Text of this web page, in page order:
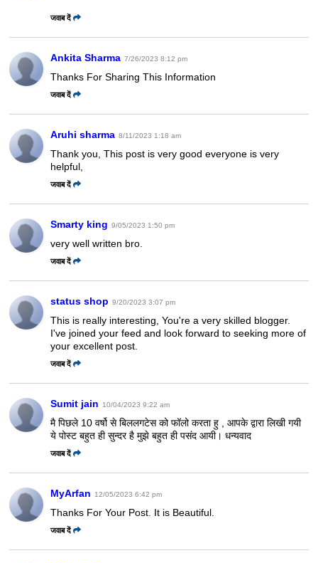
जवाब दें
Ankita Sharma 7/26/2023 8:12 pm
Thanks For Sharing This Information
जवाब दें
Aruhi sharma 8/11/2023 1:18 am
Thank you, This post is very good everyone is very
helpful,
जवाब दें
Smarty king 9/05/2023 1:50 pm
very well written bro.
जवाब दें
status shop 9/20/2023 3:07 pm
This is really interesting, You're a very skilled blogger.
I've joined your feed and look forward to seeking more of
your excellent post.
जवाब दें
Sumit jain 10/04/2023 9:22 am
मै पिछले 10 वर्षो से बिललगटेस को फॉलो करता हु , आपके द्वारा लिखी गयी
ये पोस्ट बहुत ही सुन्दर है मुझे बहुत ही पसंद आयी। धन्यवाद
जवाब दें
MyArfan 12/05/2023 6:42 pm
Thanks For Your Post. It is Beautiful.
जवाब दें